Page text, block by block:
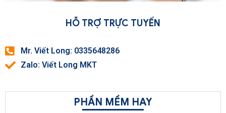
HỖ TRỢ TRỰC TUYẾN
Mr. Viết Long: 0335648286
Zalo: Viết Long MKT
PHẦN MỀM HAY